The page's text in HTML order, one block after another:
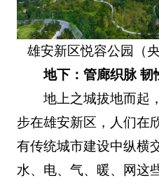
雄安新区悦容公园（
地下：管廊织脉 韧
地上之城拔地而起
步在雄安新区，人们在
有传统城市建设中纵横
水、电、气、暖、网这